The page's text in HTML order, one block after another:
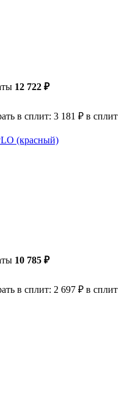
12 722 ₽
в сплит: 3 181 ₽ в сплит
(красный)
10 785 ₽
в сплит: 2 697 ₽ в сплит